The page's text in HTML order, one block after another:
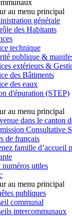
au menu principal
générale
des Habitants
technique
publique &
extérieurs &
des Bâtiments
des eaux
d'épuration (STEP)
au menu principal
dans le canton
Consultative
de français
famille d’accueil
numéros utiles
au menu principal
publiques
communal
intercommunaux